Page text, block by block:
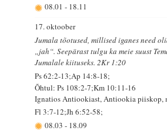
08.01- 18.11
17. oktoober
Jumala tõotused, millised iganes need
„jah“. Seepärast tulgu ka meie suust
Jumalale kiituseks. 2Kr 1:20
Ps 62:2-13;Ap 14:8-18;
Õhtul: Ps 108:2-7;Km 10:11-16
Ignatios Antiookiast, Antiookia piiskop,
Fl 3:7-12;Jh 6:52-58;
08.03- 18.09